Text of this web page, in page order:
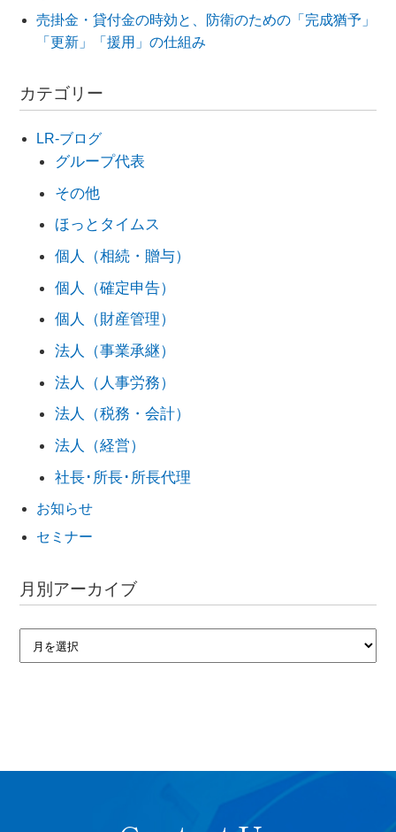
売掛金・貸付金の時効と、防衛のための「完成猶予」
「更新」「援用」の仕組み
カテゴリー
LR-ブログ
グループ代表
その他
ほっとタイムス
個人（相続・贈与）
個人（確定申告）
個人（財産管理）
法人（事業承継）
法人（人事労務）
法人（税務・会計）
法人（経営）
社長･所長･所長代理
お知らせ
セミナー
月別アーカイブ